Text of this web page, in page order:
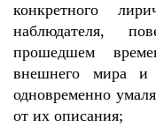
конкретного
наблюдателя,
прошедшем
внешнего мира
одновременно
от их описания;